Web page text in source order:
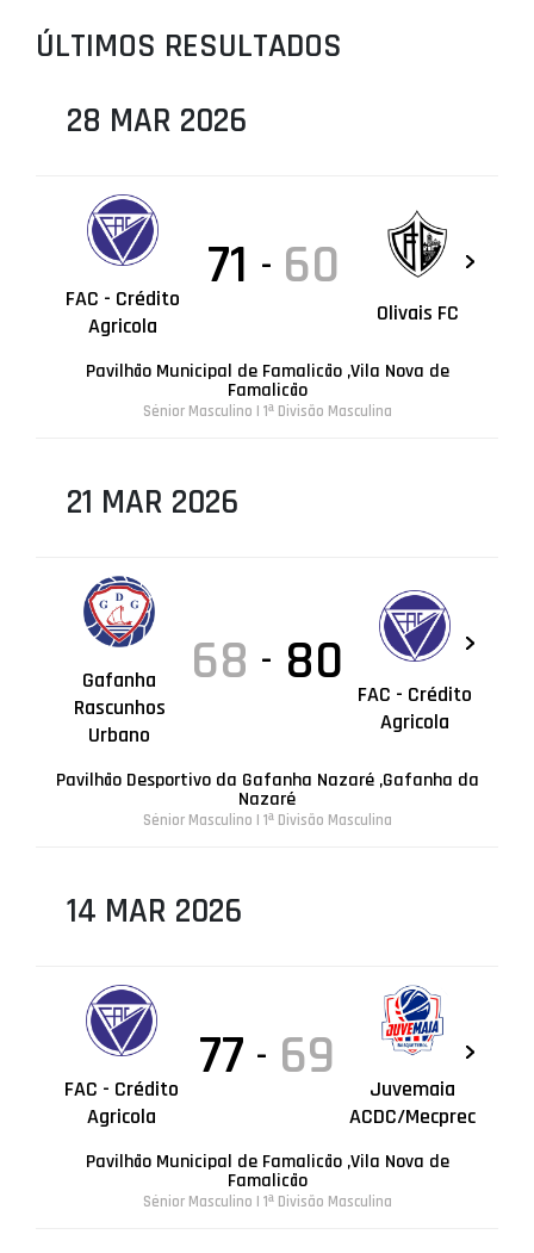
ÚLTIMOS RESULTADOS
28 MAR 2026
FAC - Crédito
Agricola
71 - 60
Olivais FC
Pavilhão Municipal de Famalicão ,Vila Nova de
Famalicão
Sénior Masculino | 1ª Divisão Masculina
21 MAR 2026
Gafanha
Rascunhos
Urbano
68 - 80
FAC - Crédito
Agricola
Pavilhão Desportivo da Gafanha Nazaré ,Gafanha da
Nazaré
Sénior Masculino | 1ª Divisão Masculina
14 MAR 2026
FAC - Crédito
Agricola
77 - 69
Juvemaia
ACDC/Mecprec
Pavilhão Municipal de Famalicão ,Vila Nova de
Famalicão
Sénior Masculino | 1ª Divisão Masculina